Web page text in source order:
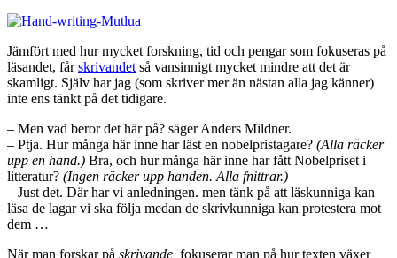
Jämfört med hur mycket forskning, tid och pengar som fokuseras på
läsandet, fårskrivandet så vansinnigt mycket mindre att det är
skamligt. Själv har jag (som skriver mer än nästan alla jag känner)
inte ens tänkt på det tidigare.
– Men vad beror det här på? säger Anders Mildner.
– Ptja. Hur många här inne har läst en nobelpristagare? (Alla räcker
upp en hand.) Bra, och hur många här inne har fått Nobelpriset i
litteratur? (Ingen räcker upp handen. Alla fnittrar.)
– Just det. Där har vi anledningen. men tänk på att läskunniga kan
läsa de lagar vi ska följa medan de skrivkunniga kan protestera mot
dem …
När man forskar på skrivande, fokuserar man på hur texten växer